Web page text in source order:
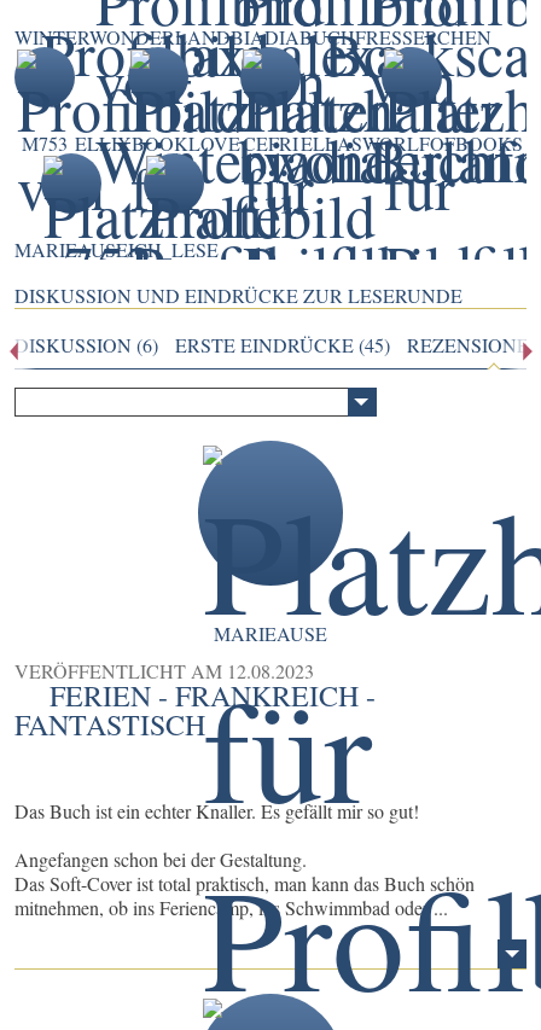
WINTERWONDERLANDBIADIABUCHFRESSERCHEN
M753 ELLIXBOOKLOVECEFRIELLASWORLFOFBOOKS
MARIEAUSEICH_LESE
DISKUSSION UND EINDRÜCKE ZUR LESERUNDE
DISKUSSION (6)
ERSTE EINDRÜCKE (45)
MARIEAUSE
VERÖFFENTLICHT AM 12.08.2023
FERIEN - FRANKREICH -
FANTASTISCH
Das Buch ist ein echter Knaller. Es gefällt mir so gut!
Angefangen schon bei der Gestaltung.
Das Soft-Cover ist total praktisch, man kann das Buch schön
mitnehmen, ob ins Feriencamp, ins Schwimmbad oder ...